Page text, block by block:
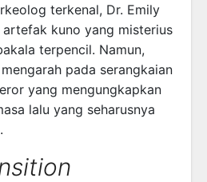
terkenal, Dr. Emily
artefak kuno yang misterius
terpencil. Namun,
pada serangkaian
yang mengungkapkan
lalu yang seharusnya